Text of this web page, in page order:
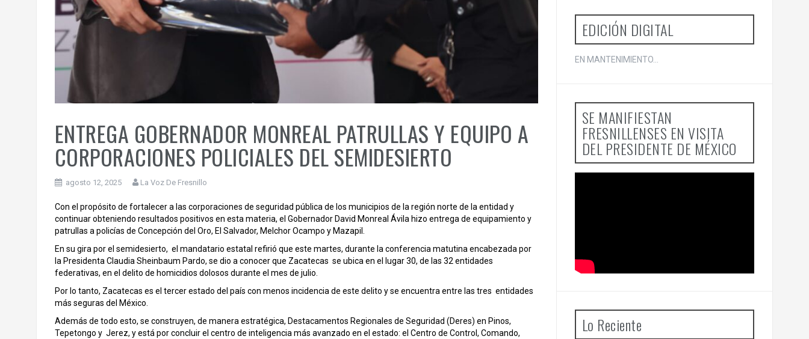
ENTREGA GOBERNADOR MONREAL PATRULLAS Y EQUIPO A
CORPORACIONES POLICIALES DEL SEMIDESIERTO
agosto 12, 2025 La Voz De Fresnillo
Con el propósito de fortalecer a las corporaciones de seguridad pública de los municipios de la región norte de la entidad y
continuar obteniendo resultados positivos en esta materia, el Gobernador David Monreal Ávila hizo entrega de equipamiento y
patrullas a policías de Concepción del Oro, El Salvador, Melchor Ocampo y Mazapil.
En su gira por el semidesierto, el mandatario estatal refirió que este martes, durante la conferencia matutina encabezada por
la Presidenta Claudia Sheinbaum Pardo, se dio a conocer que Zacatecas se ubica en el lugar 30, de las 32 entidades
federativas, en el delito de homicidios dolosos durante el mes de julio.
Por lo tanto, Zacatecas es el tercer estado del país con menos incidencia de este delito y se encuentra entre las tres entidades
más seguras del México.
Además de todo esto, se construyen, de manera estratégica, Destacamentos Regionales de Seguridad (Deres) en Pinos,
Tepetongo y Jerez, y está por concluir el centro de inteligencia más avanzado en el estado: el Centro de Control, Comando,
EDICIÓN DIGITAL
EN MANTENIMIENTO...
SE MANIFIESTAN
FRESNILLENSES EN VISITA
DEL PRESIDENTE DE MÉXICO
Lo Reciente